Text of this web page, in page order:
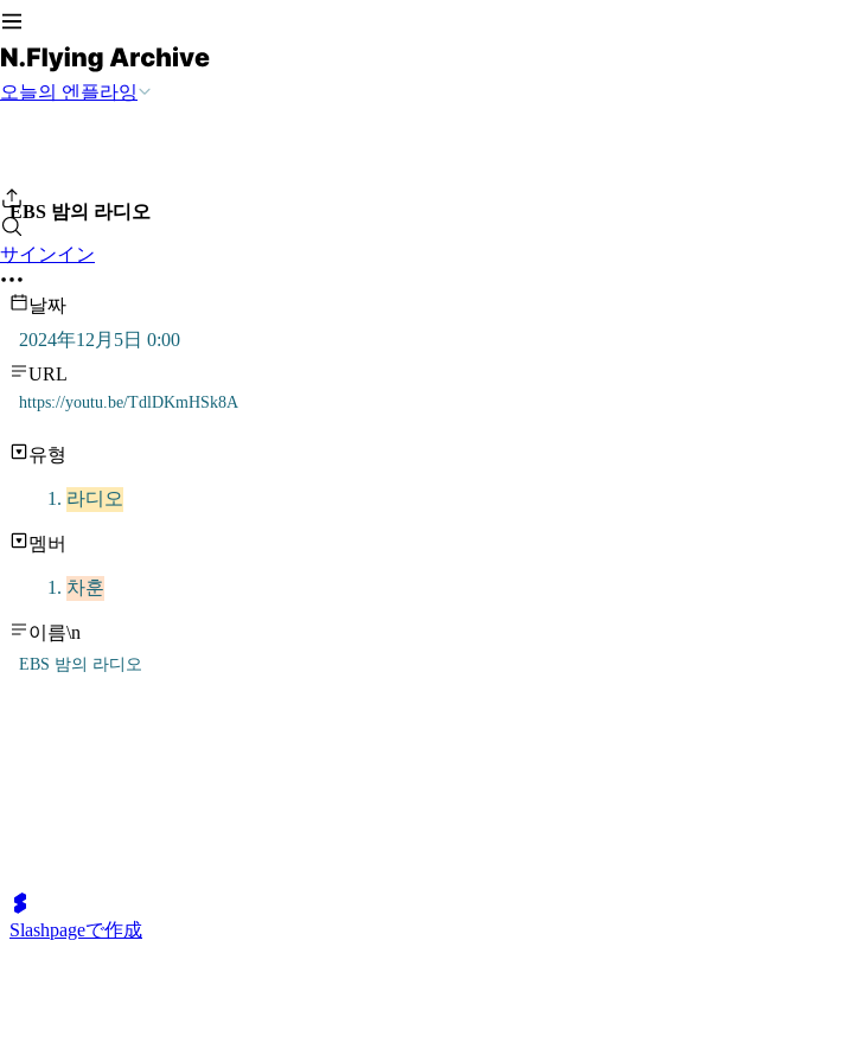
오늘의 엔플라잉
サインイン
EBS 밤의 라디오
날짜
2024年12月5日 0:00
URL
https://youtu.be/TdlDKmHSk8A
유형
라디오
멤버
차훈
이름\n
EBS 밤의 라디오
Slashpageで作成